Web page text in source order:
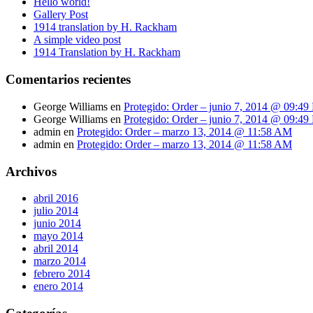
Gallery Post
1914 translation by H. Rackham
A simple video post
1914 Translation by H. Rackham
Comentarios recientes
George Williams en Protegido: Order – junio 7, 2014 @ 09:49
George Williams en Protegido: Order – junio 7, 2014 @ 09:49
admin en Protegido: Order – marzo 13, 2014 @ 11:58 AM
admin en Protegido: Order – marzo 13, 2014 @ 11:58 AM
Archivos
abril 2016
julio 2014
junio 2014
mayo 2014
abril 2014
marzo 2014
febrero 2014
enero 2014